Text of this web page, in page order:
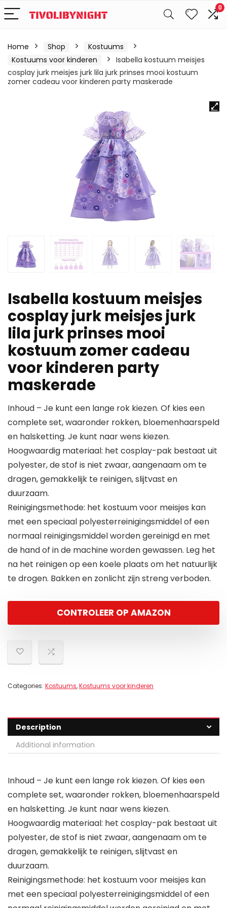
0
Home Shop
Kostuums
Kostuums voor kinderen
Isabella kostuum meisjes
cosplay jurk meisjes jurk lila jurk prinses mooi kostuum
zomer cadeau voor kinderen party maskerade
Isabella kostuum meisjes
cosplay jurk meisjes jurk
lila jurk prinses mooi
kostuum zomer cadeau
voor kinderen party
maskerade
Inhoud – Je kunt een lange rok kiezen. Of kies een
complete set, waaronder rokken, bloemenhaarspeld
en halsketting. Je kunt naar wens kiezen.
Hoogwaardig materiaal: het cosplay-pak bestaat uit
polyester, de stof is niet zwaar, aangenaam om te
dragen, gemakkelijk te reinigen, slijtvast en
duurzaam.
Reinigingsmethode: het kostuum voor meisjes kan
met een speciaal polyesterreinigingsmiddel of een
normaal reinigingsmiddel worden gereinigd en met
de hand of in de machine worden gewassen. Leg het
na het reinigen op een koele plaats om het natuurlijk
te drogen. Bakken en zonlicht zijn streng verboden.
CONTROLEER OP AMAZON
Categories: Kostuums,Kostuums voor kinderen
Description
Additional information
Inhoud – Je kunt een lange rok kiezen. Of kies een
complete set, waaronder rokken, bloemenhaarspeld
en halsketting. Je kunt naar wens kiezen.
Hoogwaardig materiaal: het cosplay-pak bestaat uit
polyester, de stof is niet zwaar, aangenaam om te
dragen, gemakkelijk te reinigen, slijtvast en
duurzaam.
Reinigingsmethode: het kostuum voor meisjes kan
met een speciaal polyesterreinigingsmiddel of een